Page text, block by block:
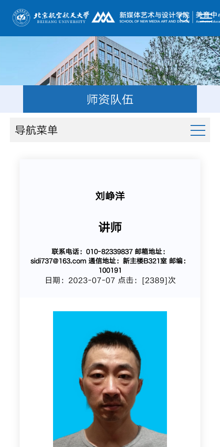
师资队伍
导航菜单
刘峥洋
讲师
联系电话：010-82339837 邮箱地址：
sidi737@163.com 通信地址：新主楼B321室 邮编：
100191
日期：2023-07-07 点击：[2389]次